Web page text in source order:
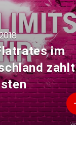
im
zahlt